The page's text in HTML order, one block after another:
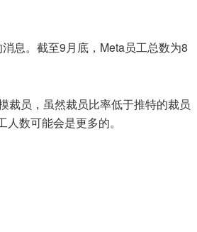
息。截至9月底，Meta员工总数为8
裁员，虽然裁员比率低于推特的裁员
数可能会是更多的。